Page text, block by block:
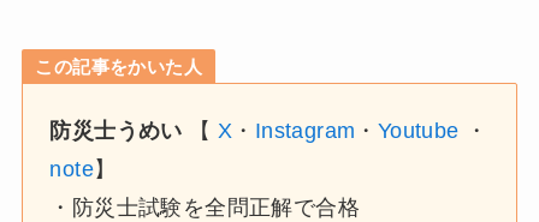
この記事をかいた人
防災士うめい 【 X ・ Instagram ・ Youtube ・
note】
・防災士試験を全問正解で合格